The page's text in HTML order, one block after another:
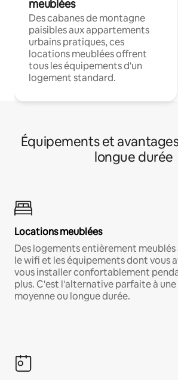
meublées
Des cabanes de montagne
paisibles aux appartements
urbains pratiques, ces
locations meublées offrent
tous les équipements d'un
logement standard.
Équipements et
longue durée
Locations meublées
Des logements entièrement meublés
le wifi et les équipements dont vous
vous installer confortablement
plus. C'est l'alternative parfaite à
moyenne ou longue durée.